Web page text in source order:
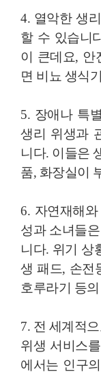
4. 열악한 생
할 수 있습니
이 큰데요, 안
면 비뇨 생식
5. 장애나 특
생리 위생과
니다. 이들은
품, 화장실이
6. 자연재해
성과 소녀들
니다. 위기 상
생 패드, 손전
호루라기 등
7. 전 세계적
위생 서비스
에서는 인구